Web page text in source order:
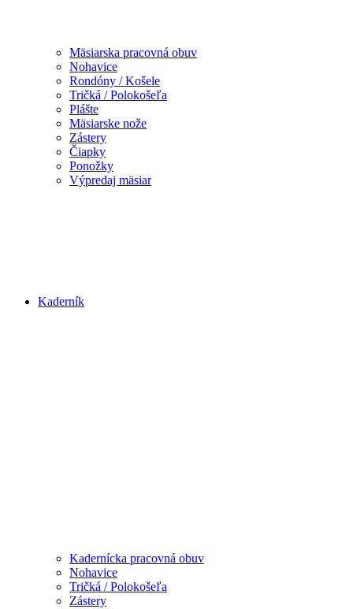
Mäsiarska pracovná obuv
Nohavice
Rondóny / Košele
Tričká / Polokošeľa
Plášte
Mäsiarske nože
Zástery
Čiapky
Ponožky
Výpredaj mäsiar
Kaderník
Kadernícka pracovná obuv
Nohavice
Tričká / Polokošeľa
Zástery